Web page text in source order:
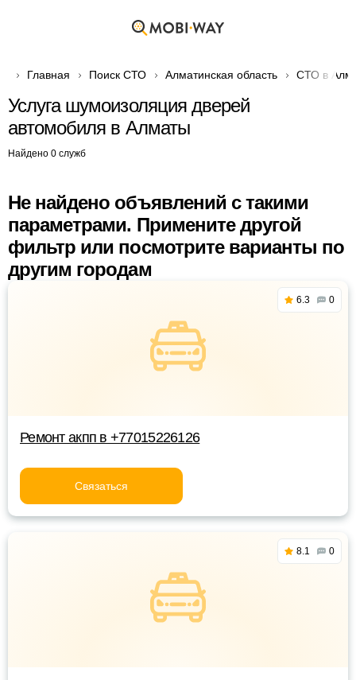
Главная Поиск СТО Алматинская область СТО в
Услуга шумоизоляция дверей
автомобиля в Алматы
Найдено 0 служб
Не найдено объявлений с такими
параметрами. Примените другой
фильтр или посмотрите варианты по
другим городам
6.3 0
Ремонт акпп в +77015226126
Связаться
8.1 0